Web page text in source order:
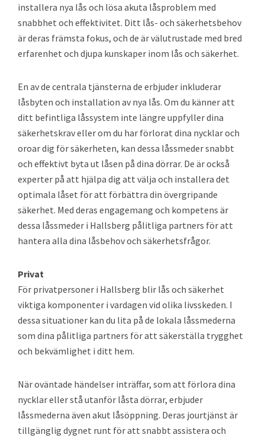
installera nya lås och lösa akuta låsproblem med
snabbhet och effektivitet. Ditt lås- och säkerhetsbehov
är deras främsta fokus, och de är välutrustade med bred
erfarenhet och djupa kunskaper inom lås och säkerhet.
En av de centrala tjänsterna de erbjuder inkluderar
låsbyten och installation av nya lås. Om du känner att
ditt befintliga låssystem inte längre uppfyller dina
säkerhetskrav eller om du har förlorat dina nycklar och
oroar dig för säkerheten, kan dessa låssmeder snabbt
och effektivt byta ut låsen på dina dörrar. De är också
experter på att hjälpa dig att välja och installera det
optimala låset för att förbättra din övergripande
säkerhet. Med deras engagemang och kompetens är
dessa låssmeder i Hallsberg pålitliga partners för att
hantera alla dina låsbehov och säkerhetsfrågor.
Privat
För privatpersoner i Hallsberg blir lås och säkerhet
viktiga komponenter i vardagen vid olika livsskeden. I
dessa situationer kan du lita på de lokala låssmederna
som dina pålitliga partners för att säkerställa trygghet
och bekvämlighet i ditt hem.
När oväntade händelser inträffar, som att förlora dina
nycklar eller stå utanför låsta dörrar, erbjuder
låssmederna även akut låsöppning. Deras jourtjänst är
tillgänglig dygnet runt för att snabbt assistera och